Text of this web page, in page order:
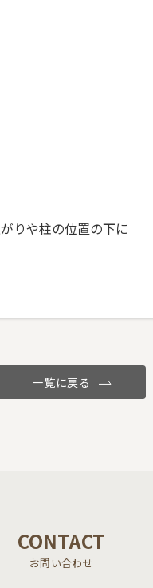
りや柱の位置の下に
一覧に戻る
CONTACT
お問い合わせ